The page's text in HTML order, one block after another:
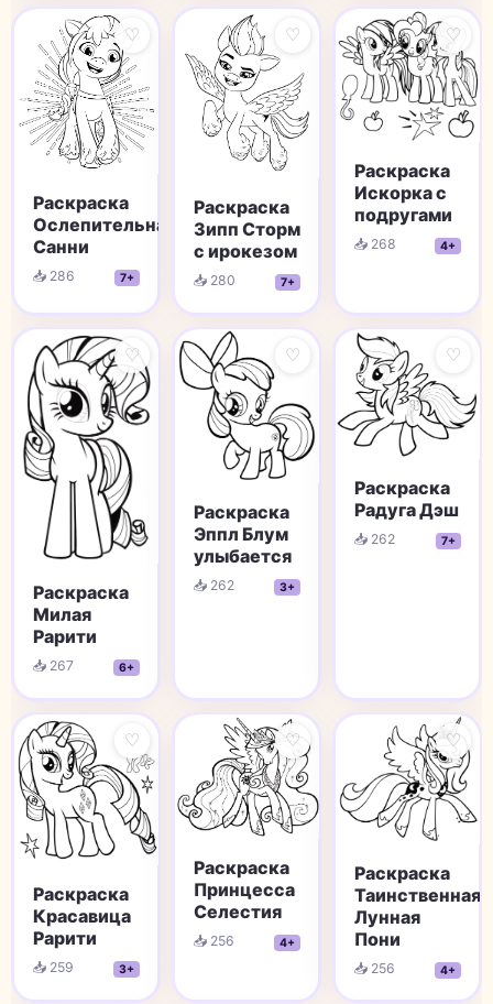
♡
Раскраска
Ослепительная
Санни
📥 286 7+
♡
Раскраска
Зипп Сторм
с ирокезом
📥 280 7+
♡
Раскраска
Искорка с
подругами
📥 268 4+
♡
Раскраска
Милая
Рарити
📥 267 6+
♡
Раскраска
Эппл Блум
улыбается
📥 262 3+
♡
Раскраска
Радуга Дэш
📥 262 7+
♡
Раскраска
Красавица
Рарити
📥 259 3+
♡
Раскраска
Принцесса
Селестия
📥 256 4+
♡
Раскраска
Таинственная
Лунная
Пони
📥 256 4+